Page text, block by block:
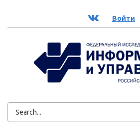
ВК Войти
ФОРМА